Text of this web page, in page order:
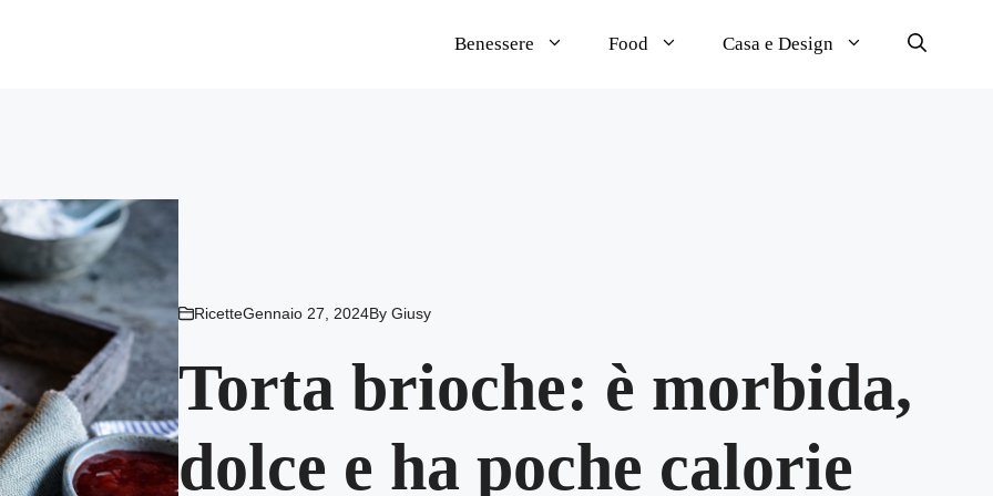
Benessere Food Casa e Design
RicetteGennaio 27, 2024By Giusy
Torta brioche: è morbida,
dolce e ha poche calorie